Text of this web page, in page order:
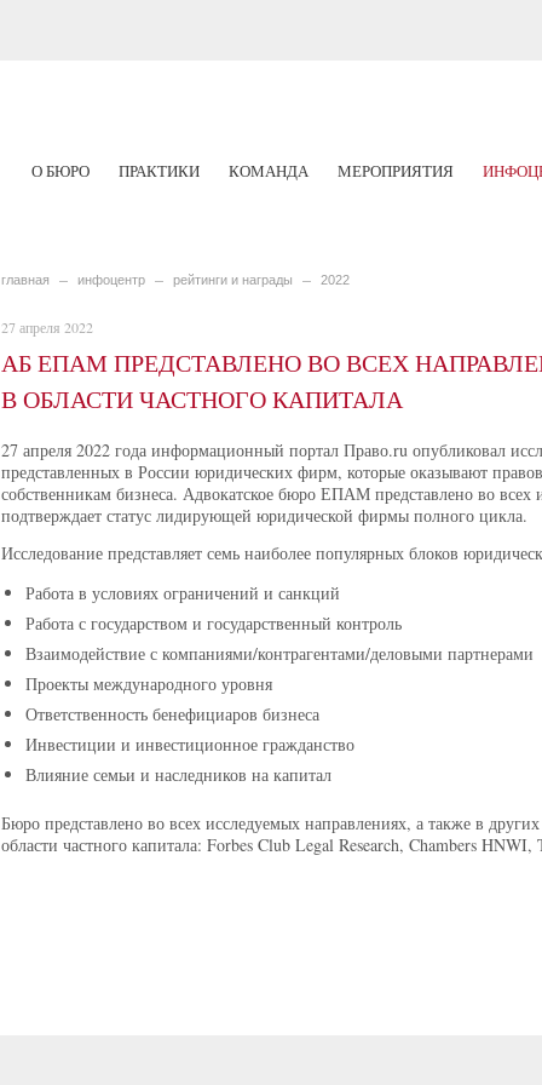
О БЮРО ПРАКТИКИ КОМАНДА МЕРОПРИЯТИЯ
главная инфоцентр рейтинги и награды 2022
27 апреля 2022
АБ ЕПАМ ПРЕДСТАВЛЕНО ВО ВСЕХ
В ОБЛАСТИ ЧАСТНОГО КАПИТАЛА
27 апреля 2022 года информационный портал Право.ru опубликовал
представленных в России юридических фирм, которые оказывают
собственникам бизнеса. Адвокатское бюро ЕПАМ представлено во всех
подтверждает статус лидирующей юридической фирмы полного цикла.
Исследование представляет семь наиболее популярных блоков
Работа в условиях ограничений и санкций
Работа с государством и государственный контроль
Взаимодействие с компаниями/контрагентами/деловыми партнерами
Проекты международного уровня
Ответственность бенефициаров бизнеса
Инвестиции и инвестиционное гражданство
Влияние семьи и наследников на капитал
Бюро представлено во всех исследуемых направлениях, а также в
области частного капитала: Forbes Club Legal Research, Chambers